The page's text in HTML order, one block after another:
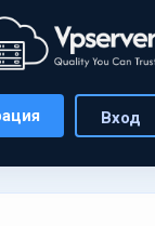
Вход